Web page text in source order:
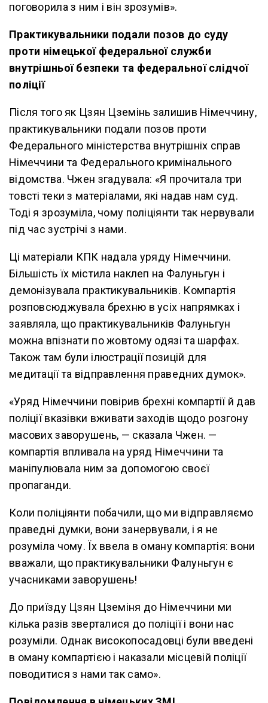
поговорила з ним і він зрозумів».
Практикувальники подали позов до суду
проти німецької федеральної служби
внутрішньої безпеки та федеральної слідчої
поліції
Після того як Цзян Цземінь залишив Німеччину,
практикувальники подали позов проти
Федерального міністерства внутрішніх справ
Німеччини та Федерального кримінального
відомства. Чжен згадувала: «Я прочитала три
товсті теки з матеріалами, які надав нам суд.
Тоді я зрозуміла, чому поліціянти так нервували
під час зустрічі з нами.
Ці матеріали КПК надала уряду Німеччини.
Більшість їх містила наклеп на Фалуньгун і
демонізувала практикувальників. Компартія
розповсюджувала брехню в усіх напрямках і
заявляла, що практикувальників Фалуньгун
можна впізнати по жовтому одязі та шарфах.
Також там були ілюстрації позицій для
медитації та відправлення праведних думок».
«Уряд Німеччини повірив брехні компартії й дав
поліції вказівки вживати заходів щодо розгону
масових заворушень, — сказала Чжен. —
компартія впливала на уряд Німеччини та
маніпулювала ним за допомогою своєї
пропаганди.
Коли поліціянти побачили, що ми відправляємо
праведні думки, вони занервували, і я не
розуміла чому. Їх ввела в оману компартія: вони
вважали, що практикувальники Фалуньгун є
учасниками заворушень!
До приїзду Цзян Цземіня до Німеччини ми
кілька разів зверталися до поліції і вони нас
розуміли. Однак високопосадовці були введені
в оману компартією і наказали місцевій поліції
поводитися з нами так само».